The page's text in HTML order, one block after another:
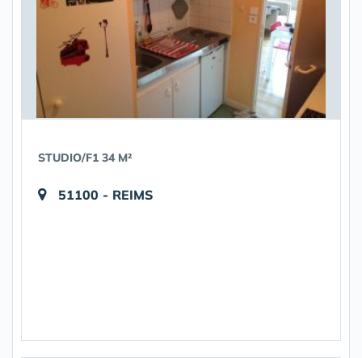
STUDIO/F1 34 M²
51100 - REIMS